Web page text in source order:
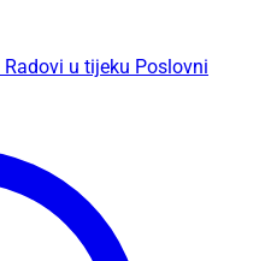
Radovi u tijeku Poslovni